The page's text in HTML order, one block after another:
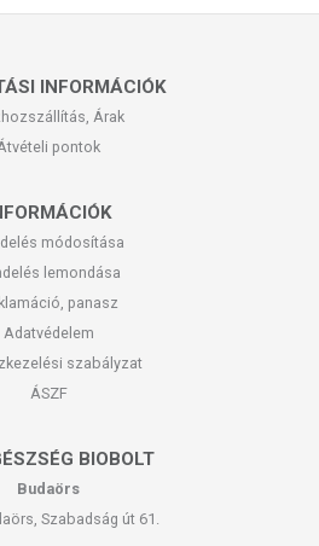
INFORMÁCIÓK
Árak
pontok
módosítása
lemondása
panasz
Adatvédelem
szabályzat
ÁSZF
BIOBOLT
Budaörs
Szabadság út 61.